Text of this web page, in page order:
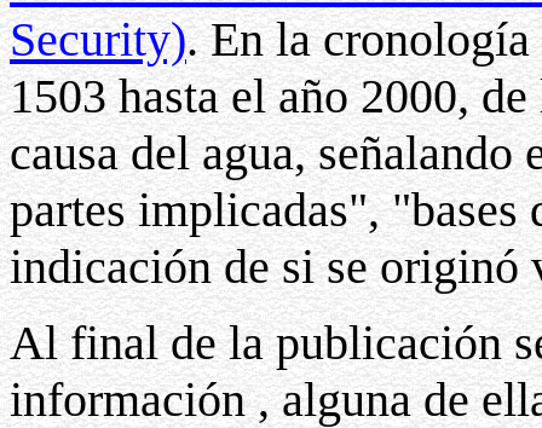
Security). En la cronología
1503 hasta el año 2000,
causa del agua, señalando
partes implicadas",
indicación de si se originó
Al final de la publicación
información , alguna de